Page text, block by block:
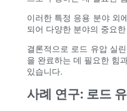
이러한 특정 응용 분야 외
되어 다양한 분야의 중요
결론적으로 로드 유압 실
을 완료하는 데 필요한 힘
있습니다.
사례 연구: 로드